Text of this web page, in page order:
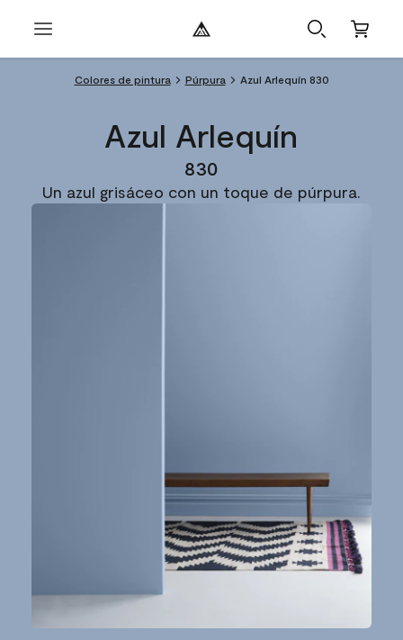
Colores de pintura Púrpura Azul Arlequín 830
Azul Arlequín
830
Un azul grisáceo con un toque de púrpura.